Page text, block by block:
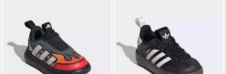
BUBBLECOMFY KIDS Slip-On
Sneaker für Kinder
ab 30,99 € UVP
-23%
SAMBA 360 I Sneaker für
Kinder
ab 45,99 €